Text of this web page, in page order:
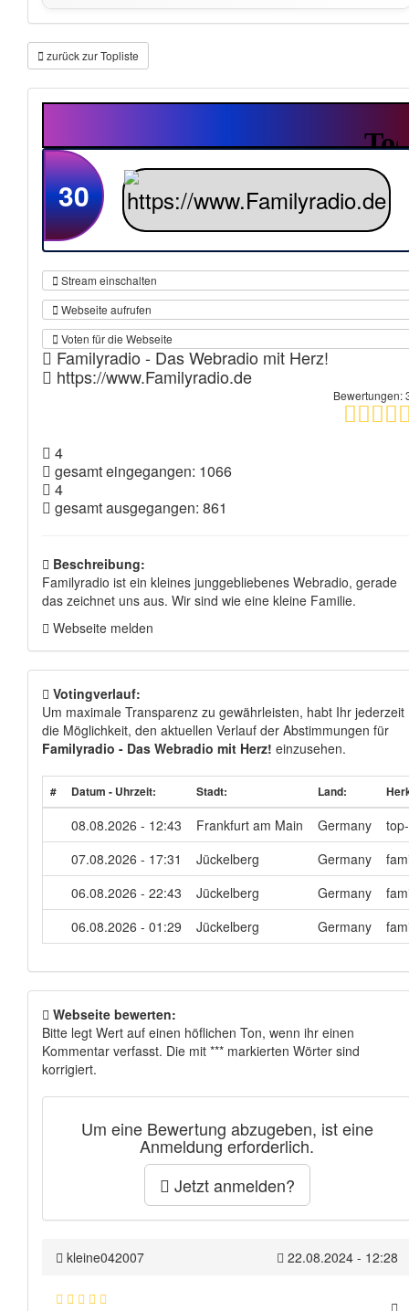
zurück zur Topliste
30
Stream einschalten
Webseite aufrufen
Voten für die Webseite
Familyradio - Das Webradio mit Herz!
https://www.Familyradio.de
Bewertungen:
4
gesamt eingegangen: 1066
4
gesamt ausgegangen: 861
Beschreibung:
Familyradio ist ein kleines junggebliebenes Webradio, gerade
das zeichnet uns aus. Wir sind wie eine kleine Familie.
Webseite melden
Votingverlauf:
Um maximale Transparenz zu gewährleisten, habt Ihr jederzeit
die Möglichkeit, den aktuellen Verlauf der Abstimmungen für
Familyradio - Das Webradio mit Herz! einzusehen.
# Datum - Uhrzeit: Stadt: Land:
08.08.2026 - 12:43 Frankfurt am Main Germany
07.08.2026 - 17:31
Jückelberg Germany
06.08.2026 - 22:43
Jückelberg Germany
06.08.2026 - 01:29
Jückelberg Germany
Webseite bewerten:
Bitte legt Wert auf einen höflichen Ton, wenn ihr einen
Kommentar verfasst. Die mit *** markierten Wörter sind
korrigiert.
Um eine Bewertung abzugeben, ist eine
Anmeldung erforderlich.
Jetzt anmelden?
kleine042007 22.08.2024 - 12:28